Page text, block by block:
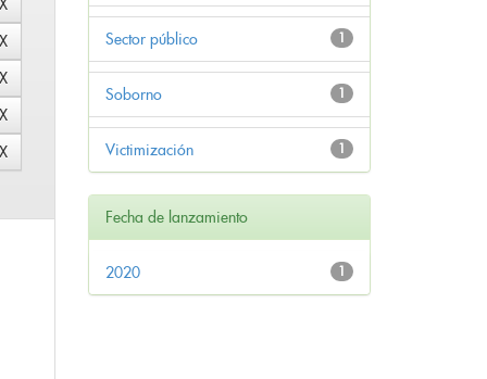
1
Sector público
1
Soborno
1
Victimización
Fecha de lanzamiento
1
2020